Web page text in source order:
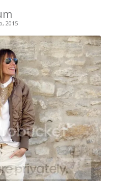
2015